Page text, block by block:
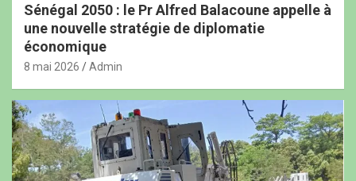
Sénégal 2050 : le Pr Alfred Balacoune appelle à
une nouvelle stratégie de diplomatie
économique
8 mai 2026 Admin